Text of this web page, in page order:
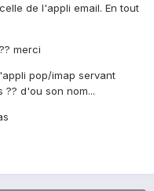
de l'appli email. En tout
merci
pop/imap servant
d'ou son nom...